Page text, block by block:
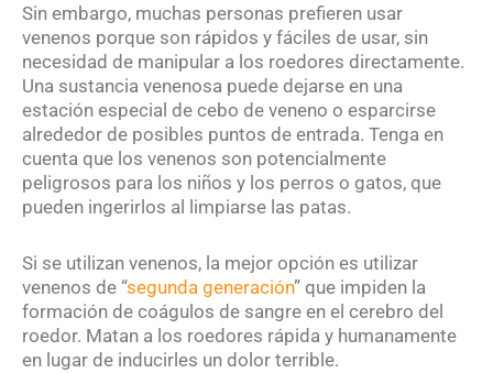
Sin embargo, muchas personas prefieren usar
venenos porque son rápidos y fáciles de usar, sin
necesidad de manipular a los roedores directamente.
Una sustancia venenosa puede dejarse en una
estación especial de cebo de veneno o esparcirse
alrededor de posibles puntos de entrada. Tenga en
cuenta que los venenos son potencialmente
peligrosos para los niños y los perros o gatos, que
pueden ingerirlos al limpiarse las patas.
Si se utilizan venenos, la mejor opción es utilizar
venenos de “segunda generación” que impiden la
formación de coágulos de sangre en el cerebro del
roedor. Matan a los roedores rápida y humanamente
en lugar de inducirles un dolor terrible.